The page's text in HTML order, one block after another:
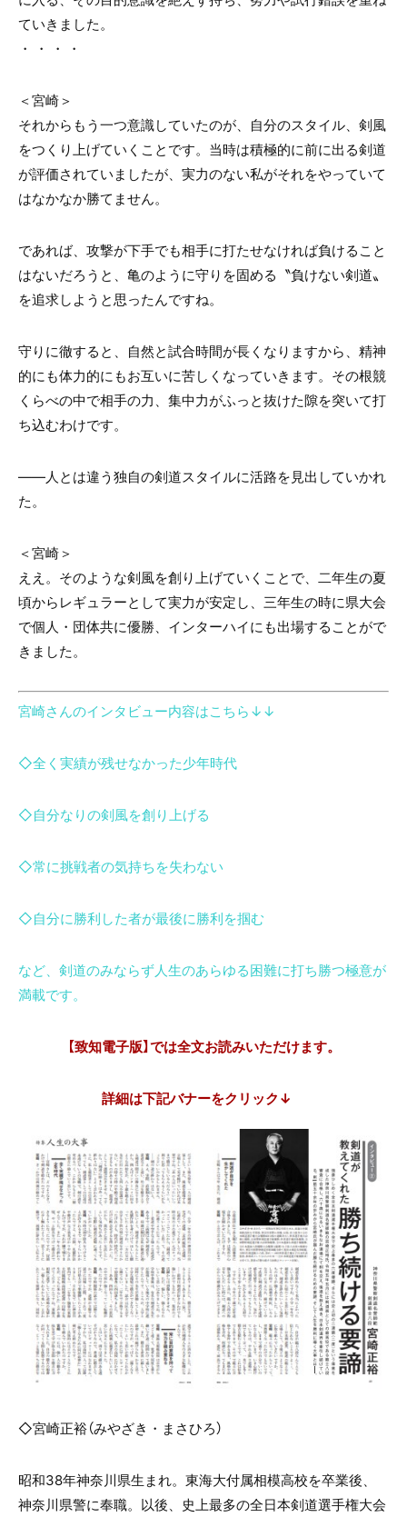
ていきました。
・ ・ ・ ・
＜宮崎＞
それからもう一つ意識していたのが、自分のスタイル、剣風
をつくり上げていくことです。当時は積極的に前に出る剣道
が評価されていましたが、実力のない私がそれをやっていて
はなかなか勝てません。
であれば、攻撃が下手でも相手に打たせなければ負けること
はないだろうと、亀のように守りを固める〝負けない剣道〟
を追求しようと思ったんですね。
守りに徹すると、自然と試合時間が長くなりますから、精神
的にも体力的にもお互いに苦しくなっていきます。その根競
くらべの中で相手の力、集中力がふっと抜けた隙を突いて打
ち込むわけです。
――人とは違う独自の剣道スタイルに活路を見出していかれ
た。
＜宮崎＞
ええ。そのような剣風を創り上げていくことで、二年生の夏
頃からレギュラーとして実力が安定し、三年生の時に県大会
で個人・団体共に優勝、インターハイにも出場することがで
きました。
宮崎さんのインタビュー内容はこちら↓↓
◇全く実績が残せなかった少年時代
◇自分なりの剣風を創り上げる
◇常に挑戦者の気持ちを失わない
◇自分に勝利した者が最後に勝利を掴む
など、剣道のみならず人生のあらゆる困難に打ち勝つ極意が
満載です。
【致知電子版】では全文お読みいただけます。
詳細は下記バナーをクリック↓
◇宮崎正裕（みやざき・まさひろ）
昭和38年神奈川県生まれ。東海大付属相模高校を卒業後、
神奈川県警に奉職。以後、史上最多の全日本剣道選手権大会